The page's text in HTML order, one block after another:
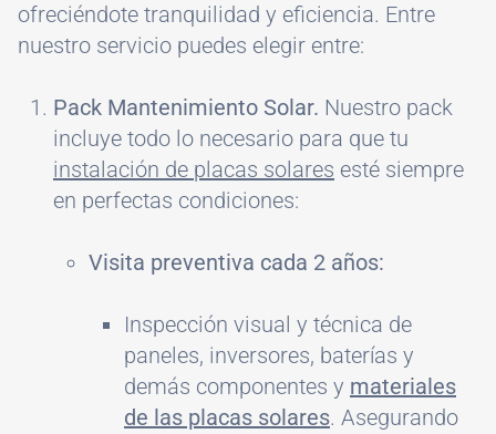
ofreciéndote tranquilidad y eficiencia. Entre
nuestro servicio puedes elegir entre:
Pack Mantenimiento Solar. Nuestro pack
incluye todo lo necesario para que tu
instalación de placas solares esté siempre
en perfectas condiciones:
Visita preventiva cada 2 años:
Inspección visual y técnica de
paneles, inversores, baterías y
demás componentes y materiales
de las placas solares. Asegurando